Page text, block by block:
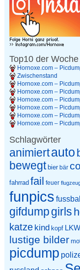
Top10 der Woche
Hornoxe.com –
Zwischenstand
Hornoxe.com –
Hornoxe.com –
Hornoxe.com –
Hornoxe.com –
Hornoxe.com –
Hornoxe.com –
Schlagwörter
animiertauto
bewegt bier bär
fahrrad fail feuer
funpics
gifdump girls
katze kind kopf LKW
lustige bilder
picdump